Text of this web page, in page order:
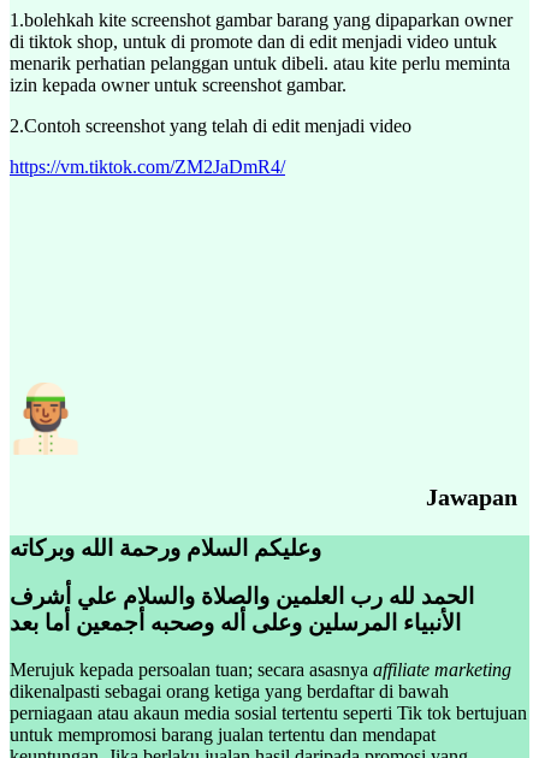
1.bolehkah kite screenshot gambar barang yang dipaparkan owner
di tiktok shop, untuk di promote dan di edit menjadi video untuk
menarik perhatian pelanggan untuk dibeli. atau kite perlu meminta
izin kepada owner untuk screenshot gambar.
2.Contoh screenshot yang telah di edit menjadi video
https://vm.tiktok.com/ZM2JaDmR4/
Jawapan
وعليكم السلام ورحمة الله وبركاته
الحمد لله رب العلمين والصلاة والسلام علي أشرف
الأنبياء المرسلين وعلى أله وصحبه أجمعين أما بعد
Merujuk kepada persoalan tuan; secara asasnya affiliate marketing
dikenalpasti sebagai orang ketiga yang berdaftar di bawah
perniagaan atau akaun media sosial tertentu seperti Tik tok bertujuan
untuk mempromosi barang jualan tertentu dan mendapat